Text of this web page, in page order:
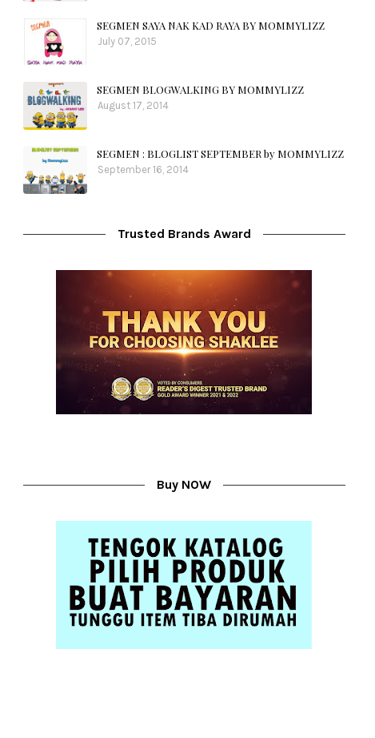
SEGMEN SAYA NAK KAD RAYA BY MOMMYLIZZ
July 07, 2015
SEGMEN BLOGWALKING BY MOMMYLIZZ
August 17, 2014
SEGMEN : BLOGLIST SEPTEMBER by MOMMYLIZZ
September 16, 2014
Trusted Brands Award
Buy NOW